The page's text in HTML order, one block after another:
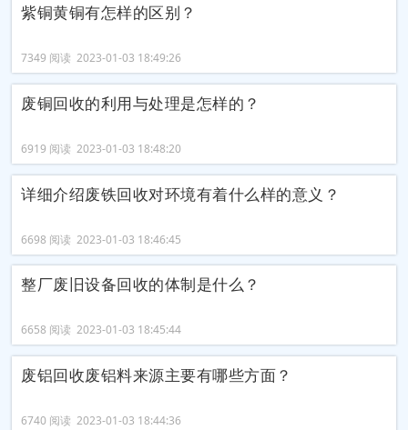
紫铜黄铜有怎样的区别？
7349 阅读 2023-01-03 18:49:26
废铜回收的利用与处理是怎样的？
6919 阅读 2023-01-03 18:48:20
详细介绍废铁回收对环境有着什么样的意义？
6698 阅读 2023-01-03 18:46:45
整厂废旧设备回收的体制是什么？
6658 阅读 2023-01-03 18:45:44
废铝回收废铝料来源主要有哪些方面？
6740 阅读 2023-01-03 18:44:36